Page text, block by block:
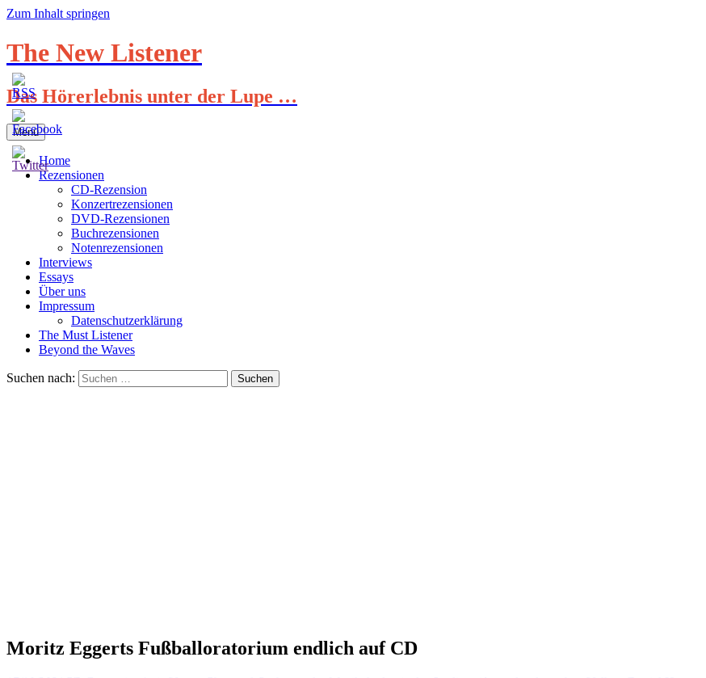
Zum Inhalt springen
The New Listener
Das Hörerlebnis unter der Lupe …
Menü
Home
Rezensionen
CD-Rezension
Konzertrezensionen
DVD-Rezensionen
Buchrezensionen
Notenrezensionen
Interviews
Essays
Über uns
Impressum
Datenschutzerklärung
The Must Listener
Beyond the Waves
Suchen nach:
Moritz Eggerts Fußballoratorium endlich auf CD